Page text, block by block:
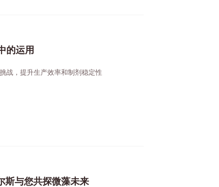
的运用
战，提升生产效率和制剂稳定性
斯与您共探微藻未来